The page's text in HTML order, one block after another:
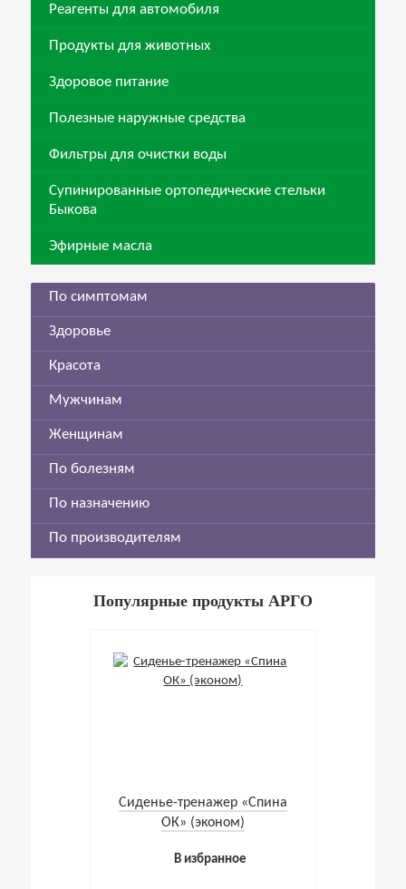
Реагенты для автомобиля
Продукты для животных
Здоровое питание
Полезные наружные средства
Фильтры для очистки воды
Супинированные ортопедические стельки
Быкова
Эфирные масла
По симптомам
Здоровье
Красота
Мужчинам
Женщинам
По болезням
По назначению
По производителям
Популярные продукты АРГО
Cиденье-тренажер «Спина
ОК» (эконом)
В избранное